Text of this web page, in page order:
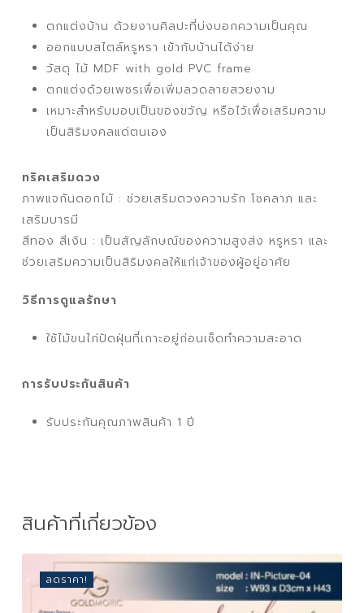
ตกแต่งบ้าน ด้วยงานศิลปะที่บ่งบอกความเป็นคุณ
ออกแบบสไตล์หรูหรา เข้ากับบ้านได้ง่าย
วัสดุ ไม้ MDF with gold PVC frame
ตกแต่งด้วยเพชรเพื่อเพิ่มลวดลายสวยงาม
เหมาะสำหรับมอบเป็นของขวัญ หรือไว้เพื่อเสริมความ
เป็นสิริมงคลแด่ตนเอง
ทริคเสริมดวง
ภาพแจกันดอกไม้ : ช่วยเสริมดวงความรัก โชคลาภ และ
เสริมบารมี
สีทอง สีเงิน : เป็นสัญลักษณ์ของความสูงส่ง หรูหรา และ
ช่วยเสริมความเป็นสิริมงคลให้แก่เจ้าของผู้อยู่อาศัย
วิธีการดูแลรักษา
ใช้ไม้ขนไก่ปัดฝุ่นที่เกาะอยู่ก่อนเช็ดทำความสะอาด
การรับประกันสินค้า
รับประกันคุณภาพสินค้า 1 ปี
สินค้าที่เกี่ยวข้อง
ลดราคา!